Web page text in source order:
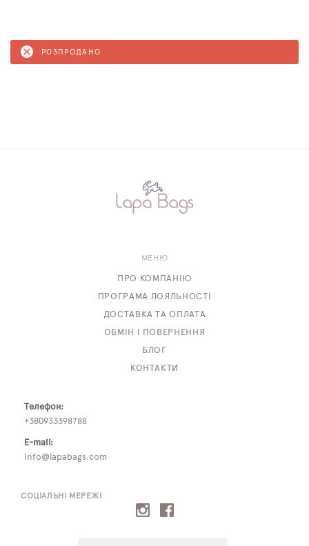
РОЗПРОДАНО
СОЦІАЛЬНІ МЕРЕЖІ
МЕНЮ
ПРО КОМПАНІЮ
ПРОГРАМА ЛОЯЛЬНОСТІ
ДОСТАВКА ТА ОПЛАТА
ОБМІН І ПОВЕРНЕННЯ
БЛОГ
КОНТАКТИ
Телефон:
+380933398788
E-mail:
info@lapabags.com